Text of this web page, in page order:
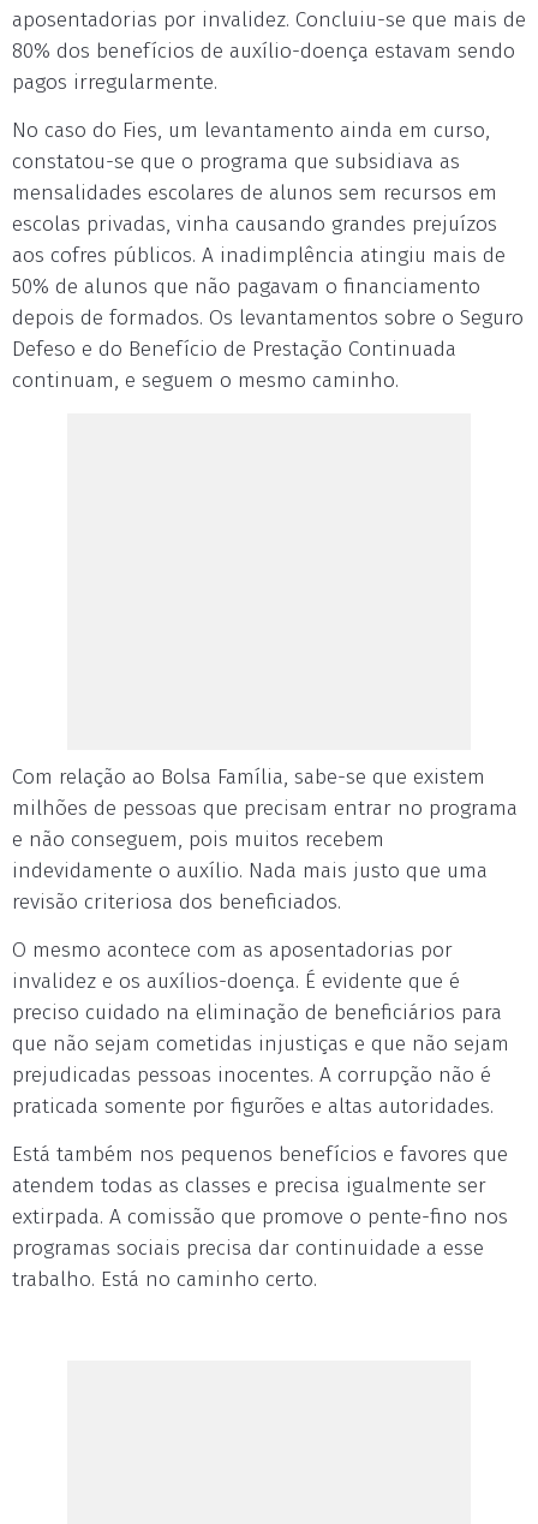
aposentadorias por invalidez. Concluiu-se que mais de
80% dos benefícios de auxílio-doença estavam sendo
pagos irregularmente.
No caso do Fies, um levantamento ainda em curso,
constatou-se que o programa que subsidiava as
mensalidades escolares de alunos sem recursos em
escolas privadas, vinha causando grandes prejuízos
aos cofres públicos. A inadimplência atingiu mais de
50% de alunos que não pagavam o financiamento
depois de formados. Os levantamentos sobre o Seguro
Defeso e do Benefício de Prestação Continuada
continuam, e seguem o mesmo caminho.
Com relação ao Bolsa Família, sabe-se que existem
milhões de pessoas que precisam entrar no programa
e não conseguem, pois muitos recebem
indevidamente o auxílio. Nada mais justo que uma
revisão criteriosa dos beneficiados.
O mesmo acontece com as aposentadorias por
invalidez e os auxílios-doença. É evidente que é
preciso cuidado na eliminação de beneficiários para
que não sejam cometidas injustiças e que não sejam
prejudicadas pessoas inocentes. A corrupção não é
praticada somente por figurões e altas autoridades.
Está também nos pequenos benefícios e favores que
atendem todas as classes e precisa igualmente ser
extirpada. A comissão que promove o pente-fino nos
programas sociais precisa dar continuidade a esse
trabalho. Está no caminho certo.